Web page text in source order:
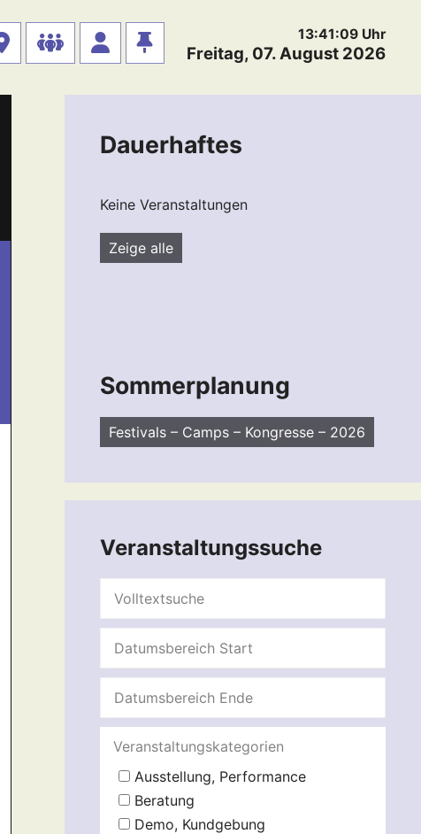
13:41:10 Uhr
Freitag, 07. August 2026
Dauerhaftes
Keine Veranstaltungen
Zeige alle
Sommerplanung
Festivals – Camps – Kongresse – 2026
Veranstaltungssuche
Veranstaltungskategorien
Ausstellung, Performance
Beratung
Demo, Kundgebung